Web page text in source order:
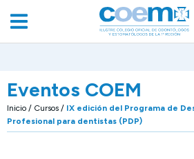
Eventos COEM
Inicio / Cursos / IX edición del Programa de
Profesional para dentistas (PDP)